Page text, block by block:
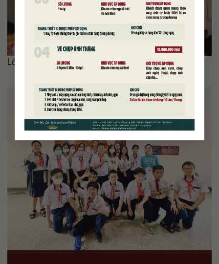
Lớp 6: Họa tiết chữ thọ trong trang trí Dinh Độc Lập